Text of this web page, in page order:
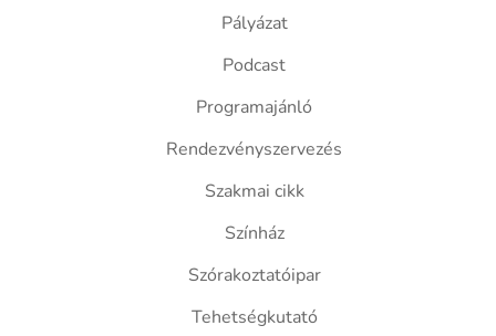
Pályázat
Podcast
Programajánló
Rendezvényszervezés
Szakmai cikk
Színház
Szórakoztatóipar
Tehetségkutató